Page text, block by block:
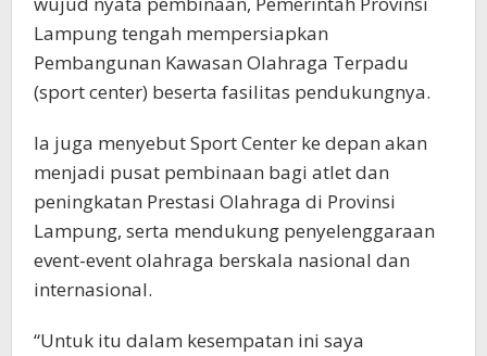
Lampung tengah mempersiapkan
Pembangunan Kawasan Olahraga Terpadu
(sport center) beserta fasilitas pendukungnya.
Ia juga menyebut Sport Center ke depan akan
menjadi pusat pembinaan bagi atlet dan
peningkatan Prestasi Olahraga di Provinsi
Lampung, serta mendukung penyelenggaraan
event-event olahraga berskala nasional dan
internasional.
“Untuk itu dalam kesempatan ini saya